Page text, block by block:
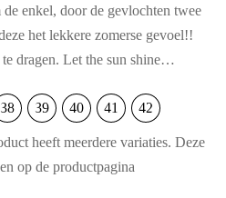
enkel, door de gevlochten twee
het lekkere zomerse gevoel!!
dragen. Let the sun shine…
38 39 40 41 42
heeft meerdere variaties. Deze
op de productpagina